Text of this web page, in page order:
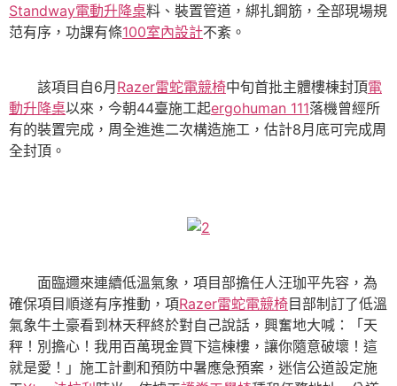
Standway電動升降桌料、裝置管道，綁扎鋼筋，全部現場規
范有序，功課有條100室內設計不紊。
該項目自6月 Razer雷蛇電競椅中旬首批主體樓棟封頂電
動升降桌以來，今朝44臺施工起ergohuman 111落機曾經所
有的裝置完成，周全進進二次構造施工，估計8月底可完成周
全封頂。
面臨邇來連續低溫氣象，項目部擔任人汪珈平先容，為
確保項目順遂有序推動，項Razer雷蛇電競椅目部制訂了低溫
氣象牛土豪看到林天秤終於對自己說話，興奮地大喊：「天
秤！別擔心！我用百萬現金買下這棟樓，讓你隨意破壞！這
就是愛！」施工計劃和預防中暑應急預案，迷信公道設定施